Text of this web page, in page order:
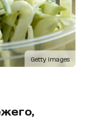
Getty Images